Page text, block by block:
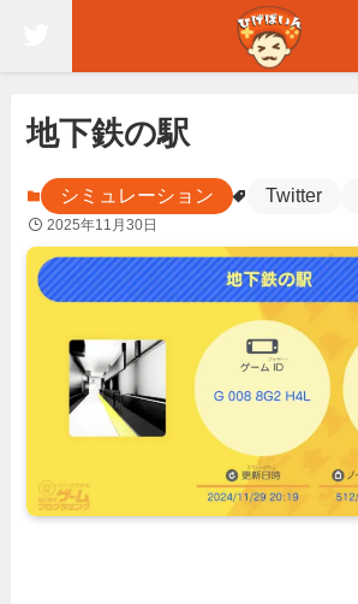
地下鉄の駅
シミュレーション Twitter
2025年11月30日